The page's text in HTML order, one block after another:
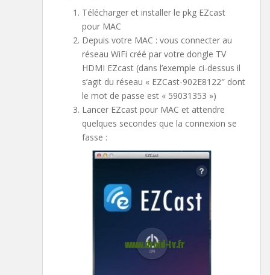
Télécharger et installer le pkg EZcast
pour MAC
Depuis votre MAC : vous connecter au
réseau WiFi créé par votre dongle TV
HDMI EZcast (dans l’exemple ci-dessus il
s’agit du réseau « EZCast-902E8122″ dont
le mot de passe est « 59031353 »)
Lancer EZcast pour MAC et attendre
quelques secondes que la connexion se
fasse :